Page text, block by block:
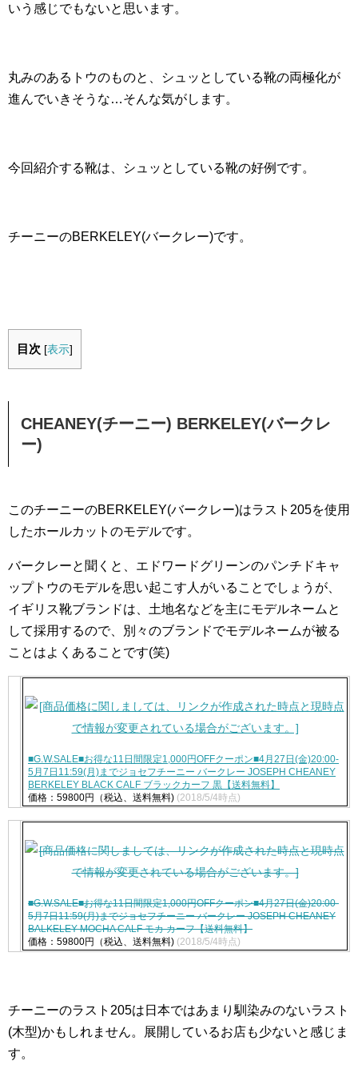
いう感じでもないと思います。
丸みのあるトウのものと、シュッとしている靴の両極化が
進んでいきそうな…そんな気がします。
今回紹介する靴は、シュッとしている靴の好例です。
チーニーのBERKELEY(バークレー)です。
目次 [表示]
CHEANEY(チーニー) BERKELEY(バークレ
ー)
このチーニーのBERKELEY(バークレー)はラスト205を使用
したホールカットのモデルです。
バークレーと聞くと、エドワードグリーンのパンチドキャ
ップトウのモデルを思い起こす人がいることでしょうが、
イギリス靴ブランドは、土地名などを主にモデルネームと
して採用するので、別々のブランドでモデルネームが被る
ことはよくあることです(笑)
■G.W.SALE■お得な11日間限定1,000円OFFクーポン■4月27日(金)20:00-
5月7日11:59(月)までジョセフチーニー バークレー JOSEPH CHEANEY
BERKELEY BLACK CALF ブラックカーフ 黒【送料無料】
価格：59800円（税込、送料無料) (2018/5/4時点)
■G.W.SALE■お得な11日間限定1,000円OFFクーポン■4月27日(金)20:00-
5月7日11:59(月)までジョセフチーニー バークレー JOSEPH CHEANEY
BALKELEY MOCHA CALF モカ カーフ【送料無料】
価格：59800円（税込、送料無料) (2018/5/4時点)
チーニーのラスト205は日本ではあまり馴染みのないラスト
(木型)かもしれません。展開しているお店も少ないと感じま
す。